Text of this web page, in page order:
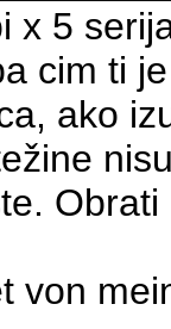
x 5
cim ti
ako
von